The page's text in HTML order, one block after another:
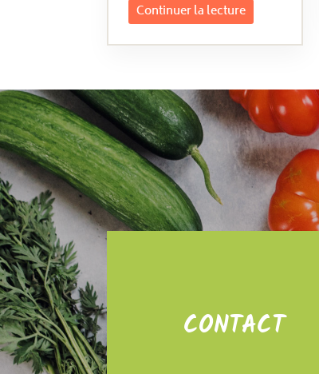
Continuer la lecture
CONTACT